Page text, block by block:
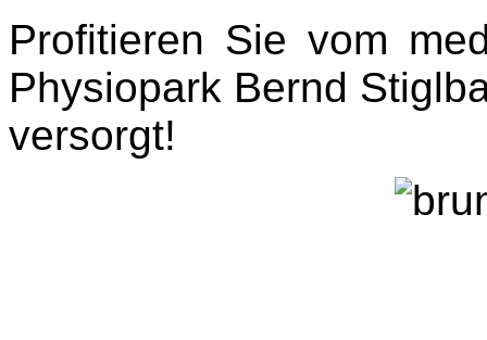
Profitieren Sie vom
Physiopark Bernd
versorgt!